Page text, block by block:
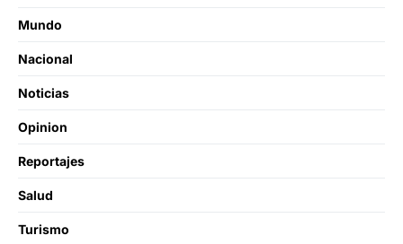
Mundo
Nacional
Noticias
Opinion
Reportajes
Salud
Turismo